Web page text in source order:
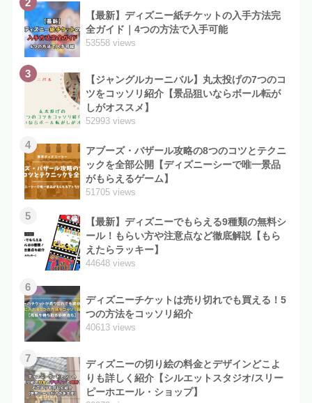
2
【最新】ディズニー紙チケットの入手方法完
全ガイド｜4つの方法で入手可能
53558 views
3
【ジャングルカーニバル】丸太投げの7つのコ
ツをコッソリ紹介【景品狙いならボール転が
しがオススメ】
52993 views
4
アブーズ・バザール攻略の8つのコツとテクニ
ックを全部公開【ディズニーシーで唯一景品
がもらえるゲーム】
51705 views
5
【最新】ディズニーでもらえる9種類の無料シ
ール！もらい方や注意点など徹底解説【もら
えたらラッキー】
44648 views
6
ディズニーチケットは売り切れでも買える！5
つの方法をコッソリ紹介
40613 views
7
ディズニーの切り絵の料金とデザインどこよ
りも詳しく紹介【シルエットスタジオ/スリー
ピーホエール・ショップ】